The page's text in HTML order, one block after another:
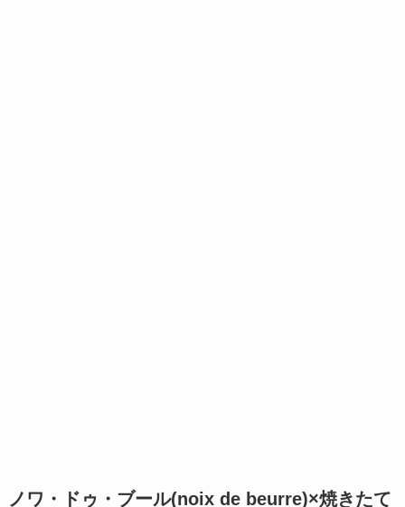
ノワ・ドゥ・ブール(noix de beurre)×焼きたて